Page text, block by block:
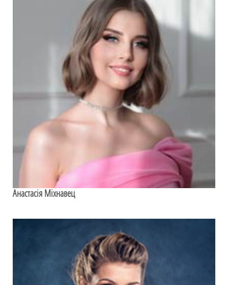
Анастасія Міхнавец